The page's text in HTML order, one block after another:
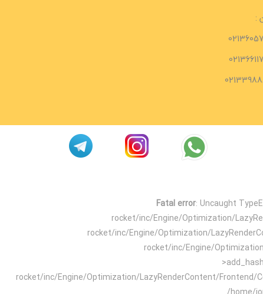
:
Fatal error: Uncaught
rocket/inc/Engine/Optimization/
rocket/inc/Engine/Optimization/
rocket/inc/Engine/
rocket/inc/Engine/Optimization/LazyRenderContent/Frontend/